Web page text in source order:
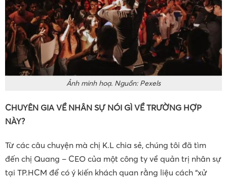
Ảnh minh hoạ. Nguồn: Pexels
CHUYÊN GIA VỀ NHÂN SỰ NÓI GÌ VỀ TRƯỜNG HỢP
NÀY?
Từ các câu chuyện mà chị K.L chia sẻ, chúng tôi đã tìm
đến chị Quang – CEO của một công ty về quản trị nhân sự
tại TP.HCM để có ý kiến khách quan rằng liệu cách “xử